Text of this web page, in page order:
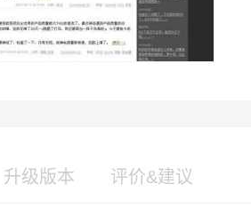
升级版本 评价&建议